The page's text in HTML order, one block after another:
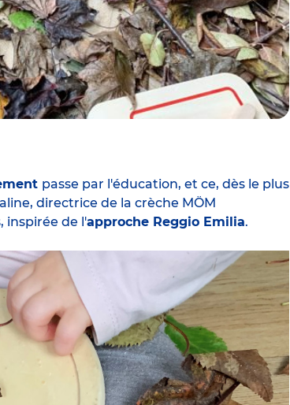
passe par l'éducation, et ce, dès le plus
directrice de la crèche MÖM
inspirée de l'approche Reggio Emilia.